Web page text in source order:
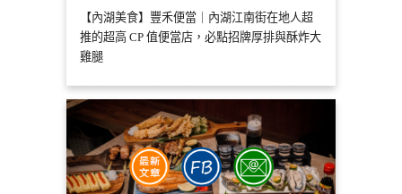
【內湖美食】豐禾便當｜內湖江南街在地人超
推的超高 CP 值便當店，必點招牌厚排與酥炸大
雞腿